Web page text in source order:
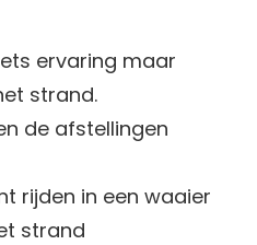
ervaring maar
strand.
de afstellingen
rijden in een waaier
strand